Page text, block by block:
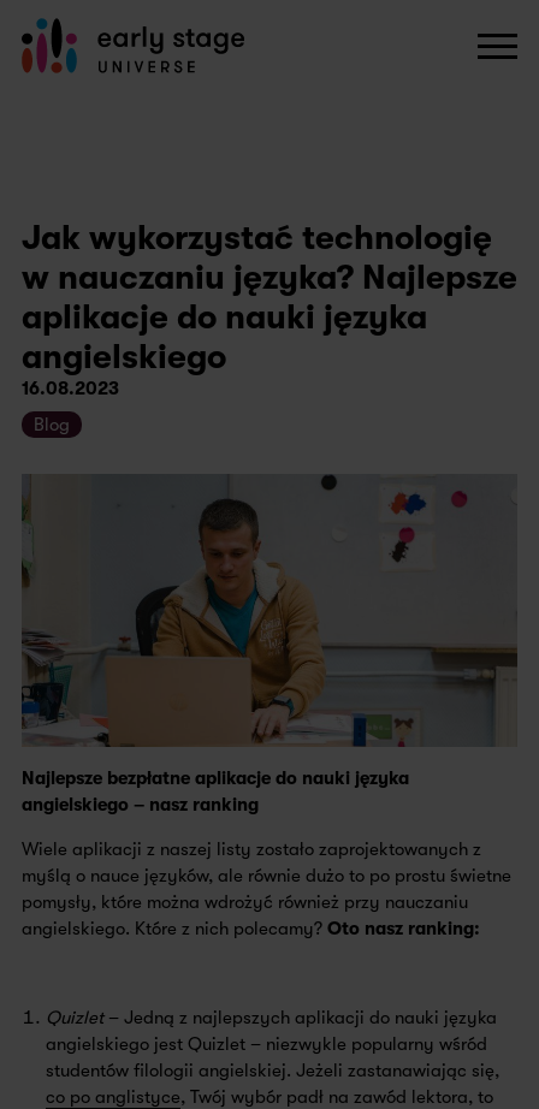
Jak wykorzystać technologię
w nauczaniu języka? Najlepsze
aplikacje do nauki języka
angielskiego
16.08.2023
Blog
Najlepsze bezpłatne aplikacje do nauki języka
angielskiego – nasz ranking
Wiele aplikacji z naszej listy zostało zaprojektowanych z
myślą o nauce języków, ale równie dużo to po prostu świetne
pomysły, które można wdrożyć również przy nauczaniu
angielskiego. Które z nich polecamy? Oto nasz ranking:
Quizlet– Jedną z najlepszych aplikacji do nauki języka
angielskiego jest Quizlet – niezwykle popularny wśród
studentów filologii angielskiej. Jeżeli zastanawiając się,
co po anglistyce, Twój wybór padł na zawód lektora, to